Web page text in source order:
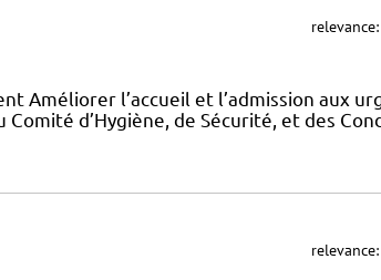
relevance:
Améliorer l’accueil et l’admission aux
d’Hygiène, de Sécurité, et des
relevance: